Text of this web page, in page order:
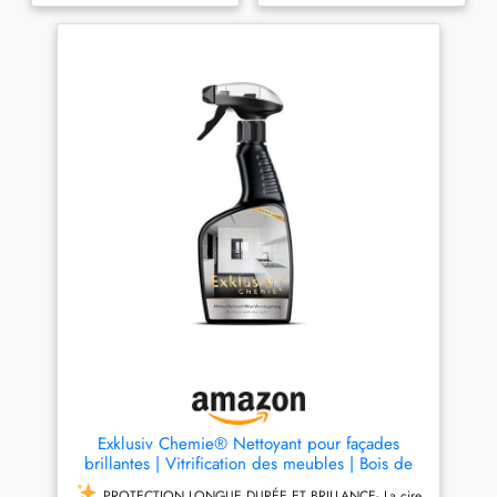
UTILISATION POLYVALENTE:
Nettoie sans rayures et aide à
préserver l’aspect soigné des
meubles et façades de
chiffon (40 x 40 cm) en 70 %
polyester, 30 % polyamide,
réutilisable. Prêt à l’emploi,
aussi adapté comme cadeau
non inflammable. Doux pour
la peau et adapté à un usage
quotidien. Conçu pour les
surfaces sensibles dans la
cuisine, la salle de bain ou
l’espace de vie QUALITÉ
la saleté Préserve l'éclat de la
particulièrement adapté pour
la maison, comme les façades
brillantes dans la cuisine, le
salon, la salle de bains et les
WC. Le spray de nettoyage
peut également être utilisé
Exklusiv Chemie® Nettoyant pour façades
brillantes | Vitrification des meubles | Bois de
placage, surfaces laquées, cuisines, portes,